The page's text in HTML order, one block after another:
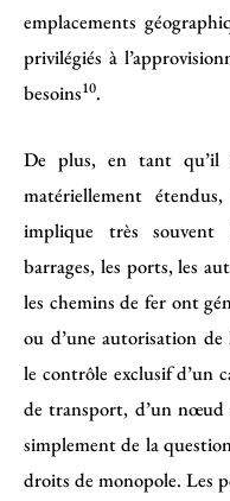
emplacements
privilégiés à
besoins10.
De plus, en tant qu’il
matériellement
implique très souvent
barrages, les ports, les
les chemins de fer ont
ou d’une autorisation
le contrôle exclusif d’un
de transport, d’un nœud
simplement de la
droits de monopole. Les